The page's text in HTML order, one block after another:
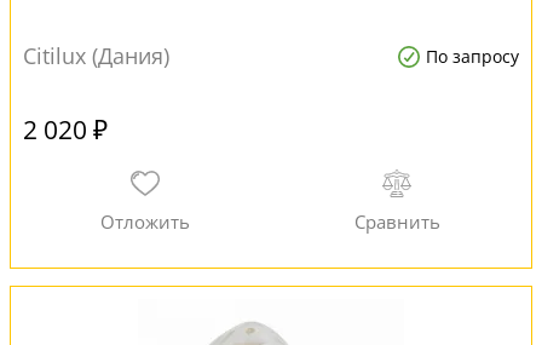
Citilux (Дания) По запросу
2 020 ₽